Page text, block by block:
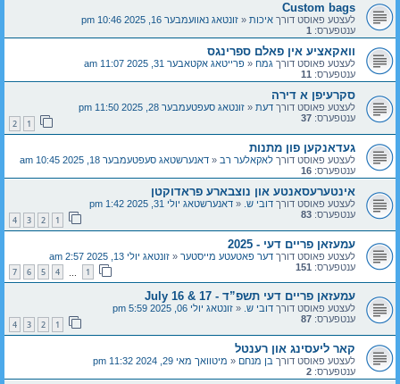
Custom bags
לעצטע פאוסט דורך איכות « זונטאג נאוועמבער 16, 2025 10:46 pm
ענטפערס: 1
וואקאציע אין פאלם ספרינגס
לעצטע פאוסט דורך גמח « פרייטאג אקטאבער 31, 2025 11:07 am
ענטפערס: 11
סקרעיפן א דירה
לעצטע פאוסט דורך דעת « זונטאג סעפטעמבער 28, 2025 11:50 pm
ענטפערס: 37
1
2
געדאנקען פון מתנות
לעצטע פאוסט דורך לאקאלער רב « דאנערשטאג סעפטעמבער 18, 2025 10:45 am
ענטפערס: 16
אינטערעסאנטע און נוצבארע פראדוקטן
לעצטע פאוסט דורך דובי ש. « דאנערשטאג יולי 31, 2025 1:42 pm
ענטפערס: 83
1
2
3
4
עמעזאן פריים דעי - 2025
לעצטע פאוסט דורך דער פאטעטע מייסטער « זונטאג יולי 13, 2025 2:57 am
ענטפערס: 151
1
4
5
6
7
עמעזאן פריים דעי תשפ”ד - July 16 & 17
לעצטע פאוסט דורך דובי ש. « זונטאג יולי 06, 2025 5:59 pm
ענטפערס: 87
1
2
3
4
קאר ליעסינג און רענטל
לעצטע פאוסט דורך בן מנחם « מיטוואך מאי 29, 2024 11:32 pm
ענטפערס: 2